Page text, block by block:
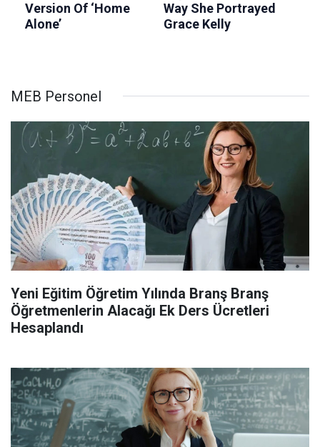
MEB Personel
Yeni Eğitim Öğretim Yılında Branş Branş
Öğretmenlerin Alacağı Ek Ders Ücretleri
Hesaplandı